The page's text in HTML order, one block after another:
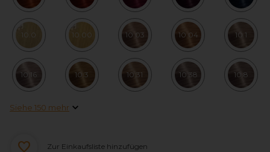
10.0 10.00 10.03 10.04 10.1
10.16 10.3 10.31 10.38 10.8
Siehe 150 mehr
Zur Einkaufsliste hinzufügen